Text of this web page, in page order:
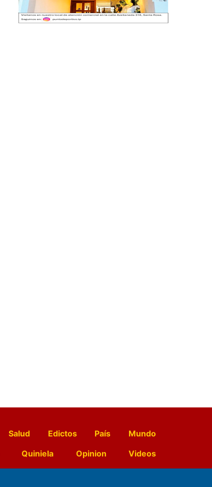
Salud Edictos País
Mundo
Quiniela Opinion
Videos